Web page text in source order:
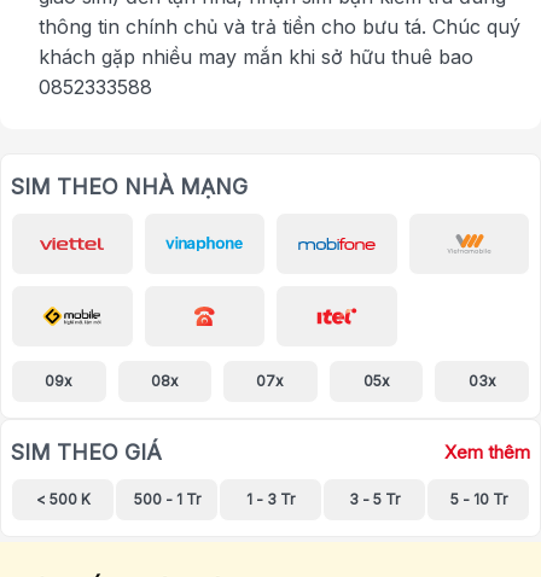
thông tin chính chủ và trả tiền cho bưu tá. Chúc quý
khách gặp nhiều may mắn khi sở hữu thuê bao
0852333588
SIM THEO NHÀ MẠNG
09x 08x 07x 05x 03x
SIM THEO GIÁ Xem thêm
< 500 K 500 - 1 Tr 1 - 3 Tr 3 - 5 Tr 5 - 10 Tr